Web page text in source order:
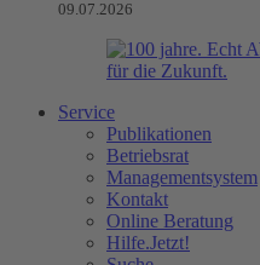
09.07.2026
Service
Publikationen
Betriebsrat
Managementsystem
Kontakt
Online Beratung
Hilfe.Jetzt!